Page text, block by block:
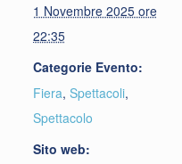
1 Novembre 2025 ore
22:35
Categorie Evento:
Fiera, Spettacoli,
Spettacolo
Sito web: